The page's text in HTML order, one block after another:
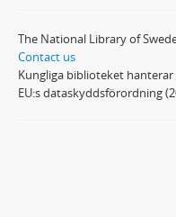
The National Library of
Contact us
Kungliga biblioteket
EU:s dataskyddsförordning